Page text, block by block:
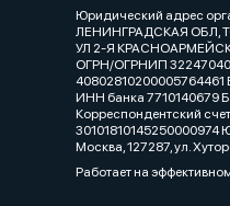
Юридический адрес
ЛЕНИНГРАДСКАЯ ОБЛ,
УЛ 2-Я
ОГРН/ОГРНИП
ИНН банка 7710140679
Корреспондентский
30101810145250000974
Москва, 127287, ул.
Работает на